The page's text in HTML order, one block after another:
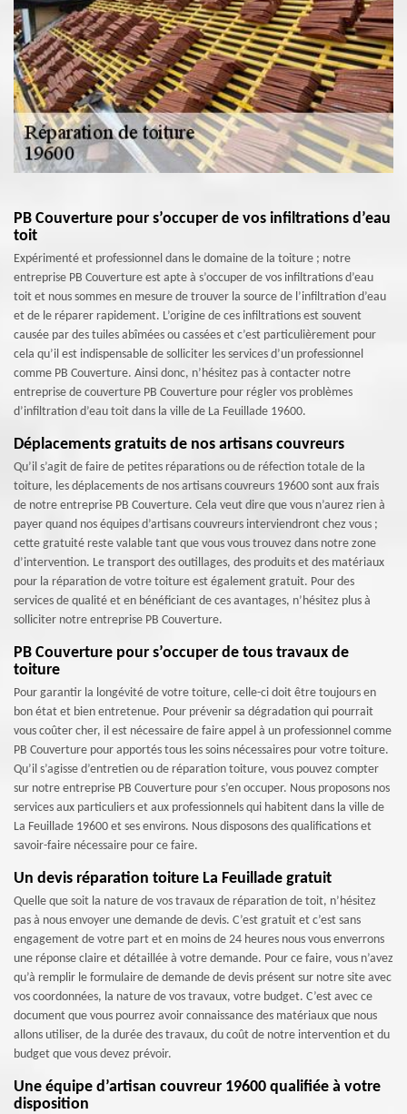
PB Couverture pour s’occuper de vos infiltrations d’eau
toit
Expérimenté et professionnel dans le domaine de la toiture ; notre
entreprise PB Couverture est apte à s’occuper de vos infiltrations d’eau
toit et nous sommes en mesure de trouver la source de l’infiltration d’eau
et de le réparer rapidement. L’origine de ces infiltrations est souvent
causée par des tuiles abîmées ou cassées et c’est particulièrement pour
cela qu’il est indispensable de solliciter les services d’un professionnel
comme PB Couverture. Ainsi donc, n’hésitez pas à contacter notre
entreprise de couverture PB Couverture pour régler vos problèmes
d’infiltration d’eau toit dans la ville de La Feuillade 19600.
Déplacements gratuits de nos artisans couvreurs
Qu’il s’agit de faire de petites réparations ou de réfection totale de la
toiture, les déplacements de nos artisans couvreurs 19600 sont aux frais
de notre entreprise PB Couverture. Cela veut dire que vous n’aurez rien à
payer quand nos équipes d’artisans couvreurs interviendront chez vous ;
cette gratuité reste valable tant que vous vous trouvez dans notre zone
d’intervention. Le transport des outillages, des produits et des matériaux
pour la réparation de votre toiture est également gratuit. Pour des
services de qualité et en bénéficiant de ces avantages, n’hésitez plus à
solliciter notre entreprise PB Couverture.
PB Couverture pour s’occuper de tous travaux de
toiture
Pour garantir la longévité de votre toiture, celle-ci doit être toujours en
bon état et bien entretenue. Pour prévenir sa dégradation qui pourrait
vous coûter cher, il est nécessaire de faire appel à un professionnel comme
PB Couverture pour apportés tous les soins nécessaires pour votre toiture.
Qu’il s’agisse d’entretien ou de réparation toiture, vous pouvez compter
sur notre entreprise PB Couverture pour s’en occuper. Nous proposons nos
services aux particuliers et aux professionnels qui habitent dans la ville de
La Feuillade 19600 et ses environs. Nous disposons des qualifications et
savoir-faire nécessaire pour ce faire.
Un devis réparation toiture La Feuillade gratuit
Quelle que soit la nature de vos travaux de réparation de toit, n’hésitez
pas à nous envoyer une demande de devis. C’est gratuit et c’est sans
engagement de votre part et en moins de 24 heures nous vous enverrons
une réponse claire et détaillée à votre demande. Pour ce faire, vous n’avez
qu’à remplir le formulaire de demande de devis présent sur notre site avec
vos coordonnées, la nature de vos travaux, votre budget. C’est avec ce
document que vous pourrez avoir connaissance des matériaux que nous
allons utiliser, de la durée des travaux, du coût de notre intervention et du
budget que vous devez prévoir.
Une équipe d’artisan couvreur 19600 qualifiée à votre
disposition